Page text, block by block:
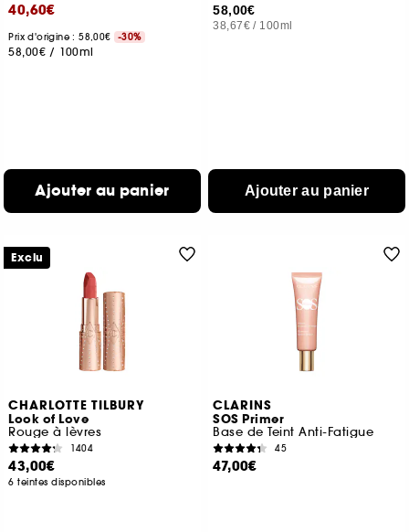
40,60€
Prix d'origine : 58,00€ -30%
58,00€ / 100ml
Ajouter au panier
58,00€
38,67€ / 100ml
Ajouter au panier
CHARLOTTE TILBURY
Look of Love
Rouge à lèvres
1404
43,00€
6 teintes disponibles
Exclu
CLARINS
SOS Primer
Base de Teint Anti-Fatigue
45
47,00€